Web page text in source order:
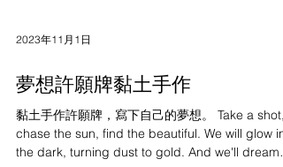
2023年11月1日
夢想許願牌黏土手作